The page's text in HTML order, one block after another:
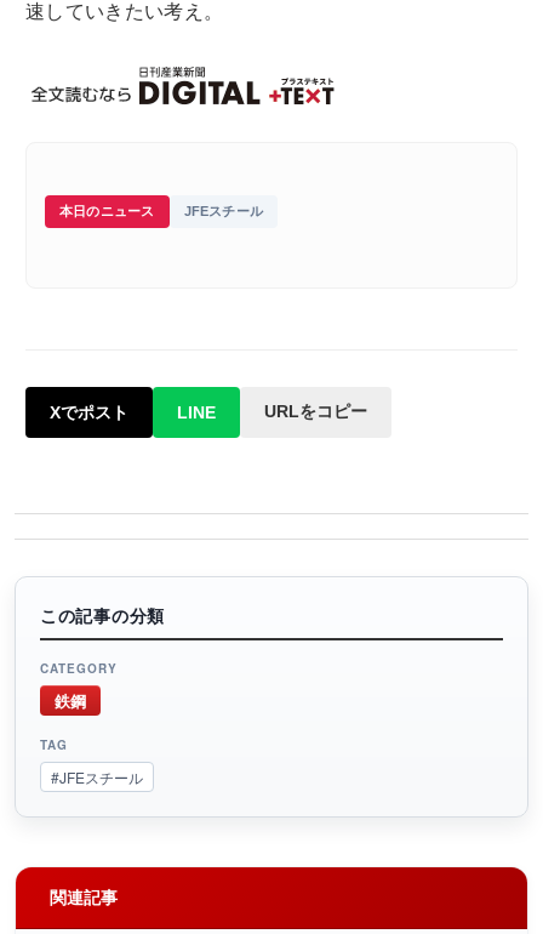
速していきたい考え。
本日のニュース JFEスチール
Xでポスト LINE URLをコピー
この記事の分類
CATEGORY
鉄鋼
TAG
#JFEスチール
関連記事